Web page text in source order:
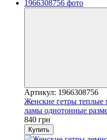
Артикул: 1966308756
Женские гетры теплые
ламы однотонные
840 грн
Купить